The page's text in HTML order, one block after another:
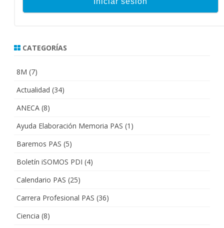
CATEGORÍAS
8M (7)
Actualidad (34)
ANECA (8)
Ayuda Elaboración Memoria PAS (1)
Baremos PAS (5)
Boletín iSOMOS PDI (4)
Calendario PAS (25)
Carrera Profesional PAS (36)
Ciencia (8)